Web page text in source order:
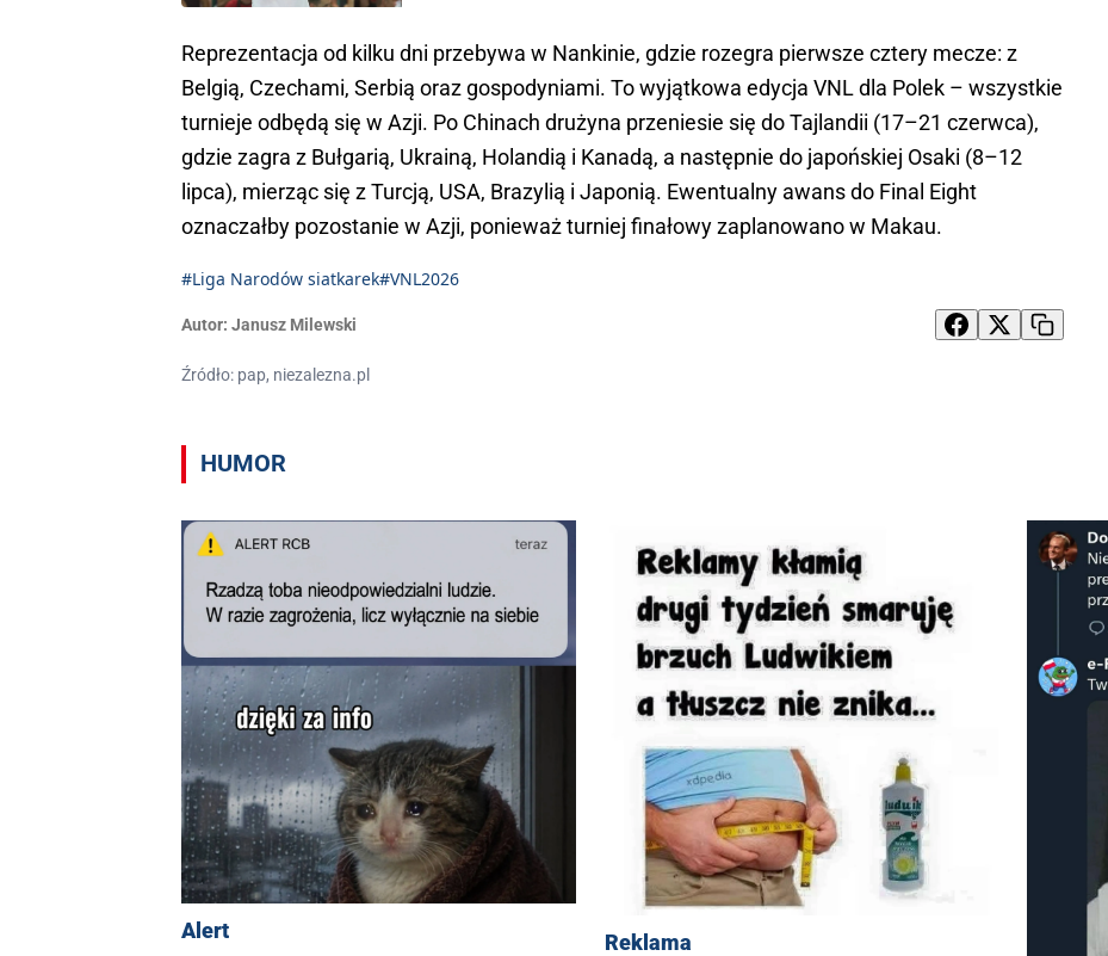
Reprezentacja od kilku dni przebywa w Nankinie, gdzie rozegra pierwsze cztery mecze: z
Belgią, Czechami, Serbią oraz gospodyniami. To wyjątkowa edycja VNL dla Polek – wszystkie
turnieje odbędą się w Azji. Po Chinach drużyna przeniesie się do Tajlandii (17–21 czerwca),
gdzie zagra z Bułgarią, Ukrainą, Holandią i Kanadą, a następnie do japońskiej Osaki (8–12
lipca), mierząc się z Turcją, USA, Brazylią i Japonią. Ewentualny awans do Final Eight
oznaczałby pozostanie w Azji, ponieważ turniej finałowy zaplanowano w Makau.
#Liga Narodów siatkarek#VNL2026
Autor: Janusz Milewski
Źródło: pap, niezalezna.pl
HUMOR
Alert Reklama